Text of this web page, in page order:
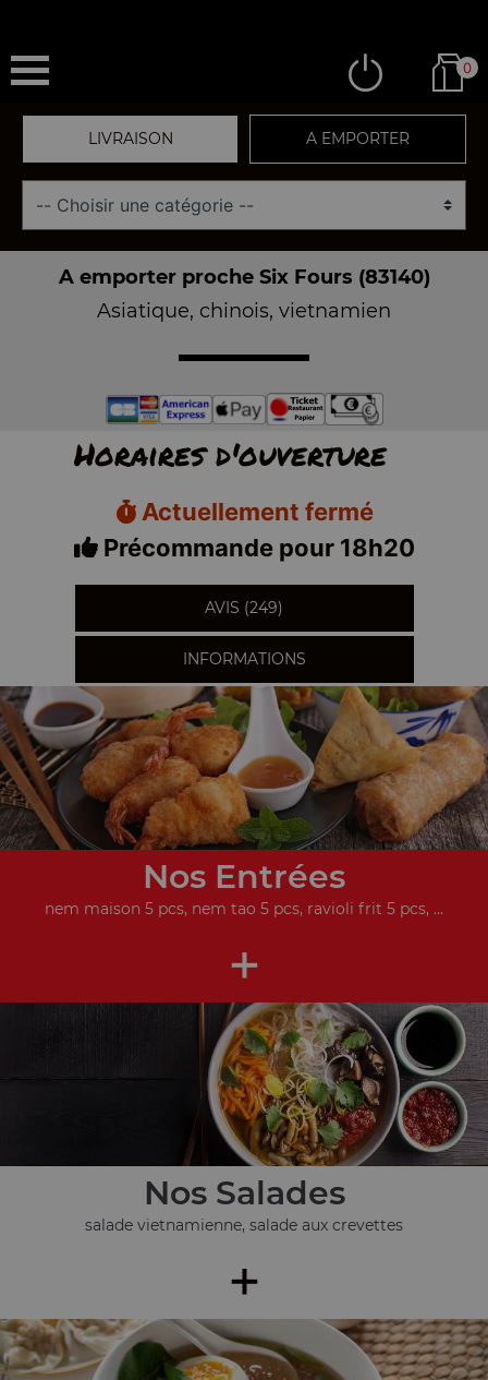
0
LIVRAISON A EMPORTER
A emporter proche Six Fours (83140)
Asiatique, chinois, vietnamien
Horaires d'ouverture
Actuellement fermé
Précommande pour 18h20
AVIS (249)
INFORMATIONS
Nos Entrées
nem maison 5 pcs, nem tao 5 pcs, ravioli frit 5 pcs, ...
+
Nos Salades
salade vietnamienne, salade aux crevettes
+